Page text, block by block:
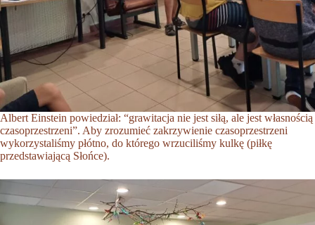
Albert Einstein powiedział: “grawitacja nie jest siłą, ale jest własnością
czasoprzestrzeni”. Aby zrozumieć zakrzywienie czasoprzestrzeni
wykorzystaliśmy płótno, do którego wrzuciliśmy kulkę (piłkę
przedstawiającą Słońce).